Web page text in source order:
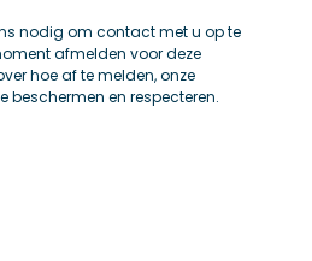
nodig om contact met u op te
afmelden voor deze
hoe af te melden, onze
beschermen en respecteren.